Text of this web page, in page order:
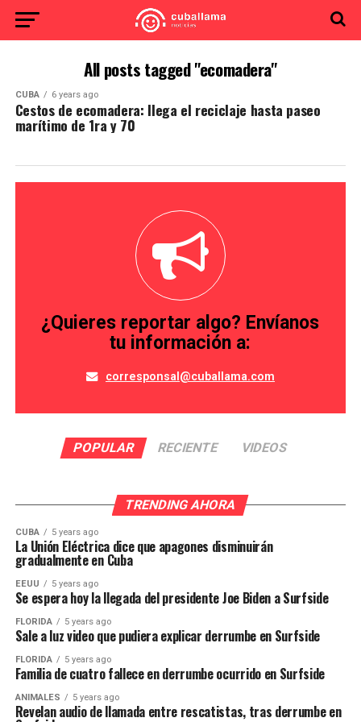
All posts tagged "ecomadera"
CUBA 6 years ago
Cestos de ecomadera: llega el reciclaje hasta paseo
marítimo de 1ra y 70
¿Quieres reportar algo? Envíanos
tu información a:
corresponsal@cuballama.com
POPULAR RECIENTE VIDEOS
TRENDING AHORA
CUBA 5 years ago
La Unión Eléctrica dice que apagones disminuirán
gradualmente en Cuba
EEUU 5 years ago
Se espera hoy la llegada del presidente Joe Biden a Surfside
FLORIDA 5 years ago
Sale a luz video que pudiera explicar derrumbe en Surfside
FLORIDA 5 years ago
Familia de cuatro fallece en derrumbe ocurrido en Surfside
ANIMALES 5 years ago
Revelan audio de llamada entre rescatistas, tras derrumbe en